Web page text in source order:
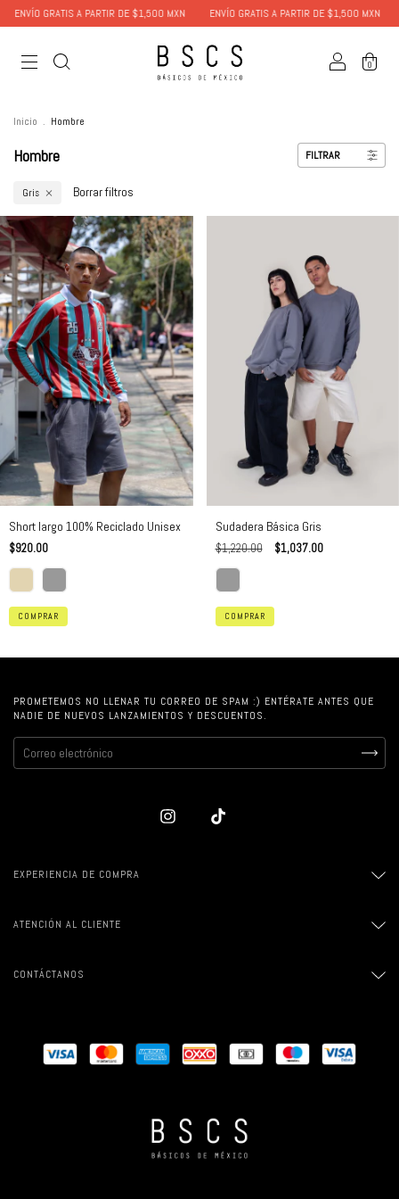
ENVÍO GRATIS A PARTIR DE $1,500 MXN ENVÍO GRATIS A PARTIR DE $1,500 MXN
0
Inicio . Hombre
Hombre FILTRAR
Gris Borrar filtros
Short largo 100% Reciclado Unisex
$920.00
COMPRAR
Sudadera Básica Gris
$1,220.00 $1,037.00
COMPRAR
PROMETEMOS NO LLENAR TU CORREO DE SPAM :) ENTÉRATE ANTES QUE
NADIE DE NUEVOS LANZAMIENTOS Y DESCUENTOS.
EXPERIENCIA DE COMPRA
ATENCIÓN AL CLIENTE
CONTÁCTANOS